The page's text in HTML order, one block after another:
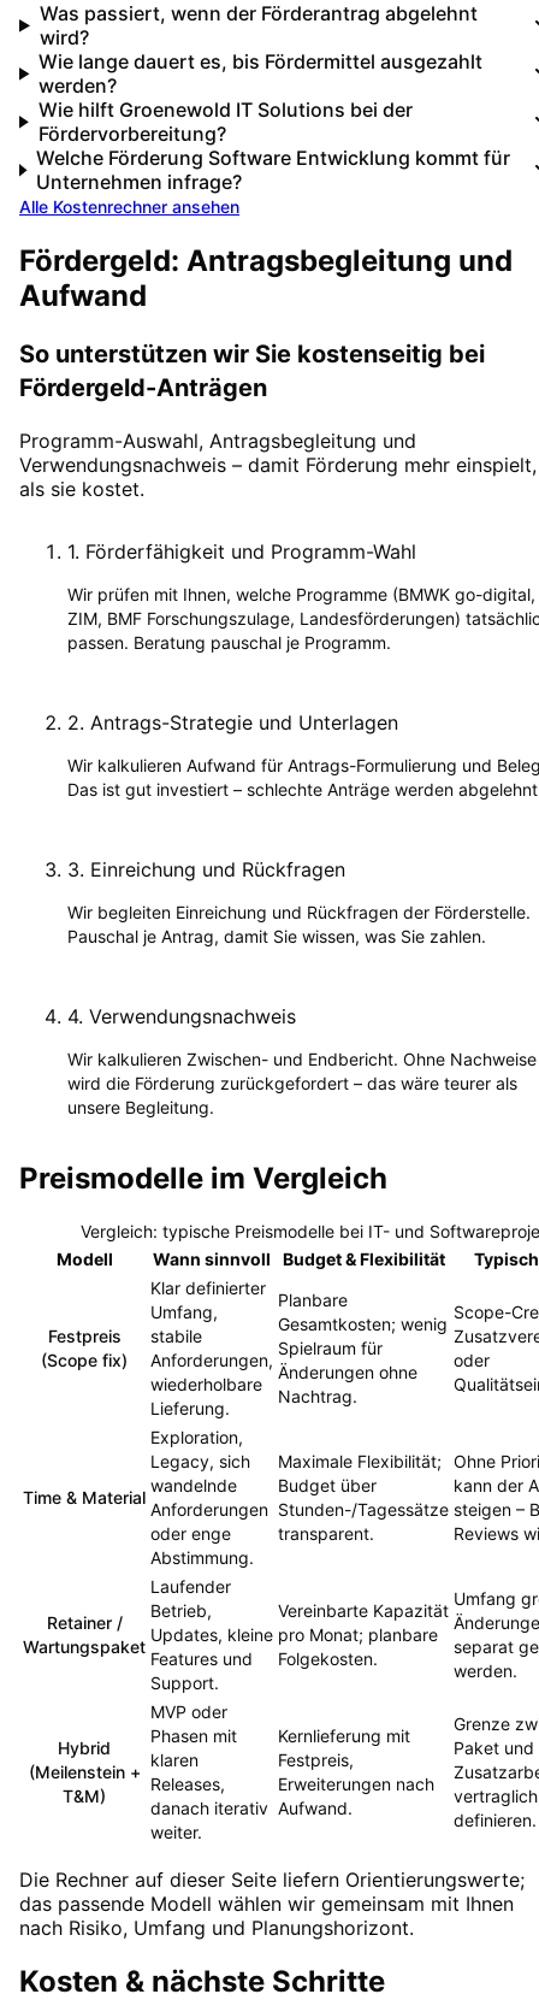
Was passiert, wenn der Förderantrag abgelehnt
wird?
Wie lange dauert es, bis Fördermittel ausgezahlt
werden?
Wie hilft Groenewold IT Solutions bei der
Fördervorbereitung?
Welche Förderung Software Entwicklung kommt für
Unternehmen infrage?
Alle Kostenrechner ansehen
Fördergeld: Antragsbegleitung und
Aufwand
So unterstützen wir Sie kostenseitig bei
Fördergeld-Anträgen
Programm-Auswahl, Antragsbegleitung und
Verwendungsnachweis – damit Förderung mehr einspielt,
als sie kostet.
1. Förderfähigkeit und Programm-Wahl
Wir prüfen mit Ihnen, welche Programme (BMWK go-digital,
ZIM, BMF Forschungszulage, Landesförderungen)
passen. Beratung pauschal je Programm.
2. Antrags-Strategie und Unterlagen
Wir kalkulieren Aufwand für Antrags-Formulierung und
Das ist gut investiert – schlechte Anträge werden
3. Einreichung und Rückfragen
Wir begleiten Einreichung und Rückfragen der Förderstelle.
Pauschal je Antrag, damit Sie wissen, was Sie zahlen.
4. Verwendungsnachweis
Wir kalkulieren Zwischen- und Endbericht. Ohne Nachweise
wird die Förderung zurückgefordert – das wäre teurer als
unsere Begleitung.
Preismodelle im Vergleich
Vergleich: typische Preismodelle bei IT- und
Modell
Wann sinnvoll Budget & Flexibilität
Festpreis
(Scope fix)
Klar definierter
Umfang,
stabile
Anforderungen,
wiederholbare
Lieferung.
Planbare
Gesamtkosten; wenig
Spielraum für
Änderungen ohne
Nachtrag.
Scope-
oder
Time & Material
Exploration,
Legacy, sich
wandelnde
Anforderungen
oder enge
Abstimmung.
Maximale Flexibilität;
Budget über
Stunden-/Tagessätze
transparent.
Ohne
kann der
steigen –
Reviews
Retainer /
Wartungspaket
Laufender
Betrieb,
Updates, kleine
Features und
Support.
Vereinbarte Kapazität
pro Monat; planbare
Folgekosten.
Umfang
separat
werden.
Hybrid
(Meilenstein +
T&M)
MVP oder
Phasen mit
klaren
Releases,
danach iterativ
weiter.
Kernlieferung mit
Festpreis,
Erweiterungen nach
Aufwand.
Grenze
Paket und
definieren.
Die Rechner auf dieser Seite liefern Orientierungswerte;
das passende Modell wählen wir gemeinsam mit Ihnen
nach Risiko, Umfang und Planungshorizont.
Kosten & nächste Schritte